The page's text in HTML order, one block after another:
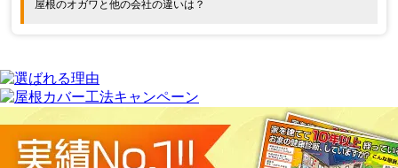
屋根のオガワと他の会社の違いは？